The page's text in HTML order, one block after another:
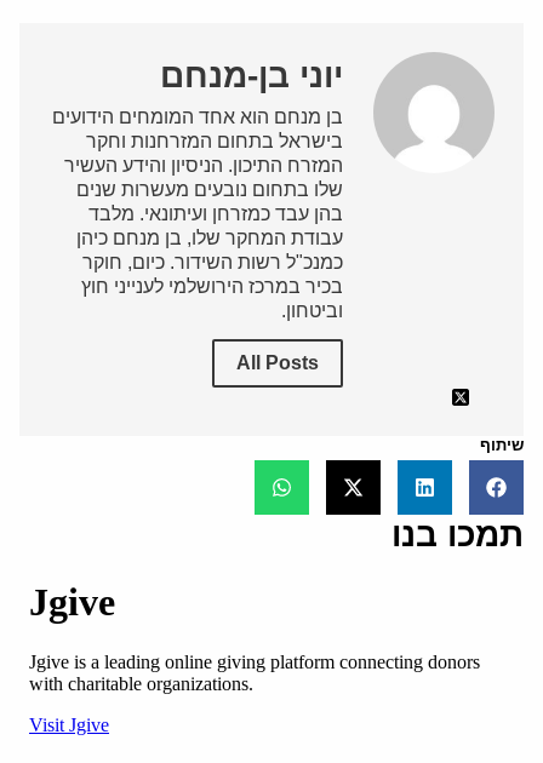
יוני בן-מנחם
בן מנחם הוא אחד המומחים הידועים
בישראל בתחום המזרחנות וחקר
המזרח התיכון. הניסיון והידע העשיר
שלו בתחום נובעים מעשרות שנים
בהן עבד כמזרחן ועיתונאי. מלבד
עבודת המחקר שלו, בן מנחם כיהן
כמנכ"ל רשות השידור. כיום, חוקר
בכיר במרכז הירושלמי לענייני חוץ
וביטחון.
All Posts
שיתוף
תמכו בנו